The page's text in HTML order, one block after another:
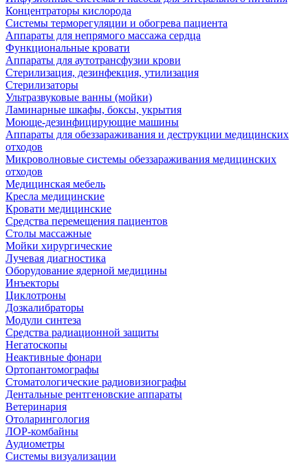
Концентраторы кислорода
Системы терморегуляции и обогрева пациента
Аппараты для непрямого массажа сердца
Функциональные кровати
Аппараты для аутотрансфузии крови
Стерилизация, дезинфекция, утилизация
Стерилизаторы
Ультразвуковые ванны (мойки)
Ламинарные шкафы, боксы, укрытия
Моюще-дезинфицирующие машины
Аппараты для обеззараживания и деструкции медицинских
отходов
Микроволновые системы обеззараживания медицинских
отходов
Медицинская мебель
Кресла медицинские
Кровати медицинские
Средства перемещения пациентов
Столы массажные
Мойки хирургические
Лучевая диагностика
Оборудование ядерной медицины
Инъекторы
Циклотроны
Дозкалибраторы
Модули синтеза
Средства радиационной защиты
Негатоскопы
Неактивные фонари
Ортопантомографы
Стоматологические радиовизиографы
Дентальные рентгеновские аппараты
Ветеринария
Отоларингология
ЛОР-комбайны
Аудиометры
Системы визуализации